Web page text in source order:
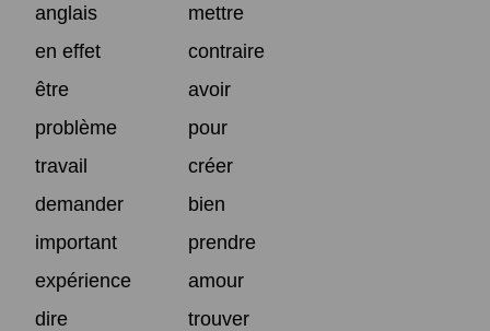
anglais
mettre
en effet
contraire
être
avoir
problème
pour
travail
créer
demander
bien
important
prendre
expérience
amour
dire
trouver